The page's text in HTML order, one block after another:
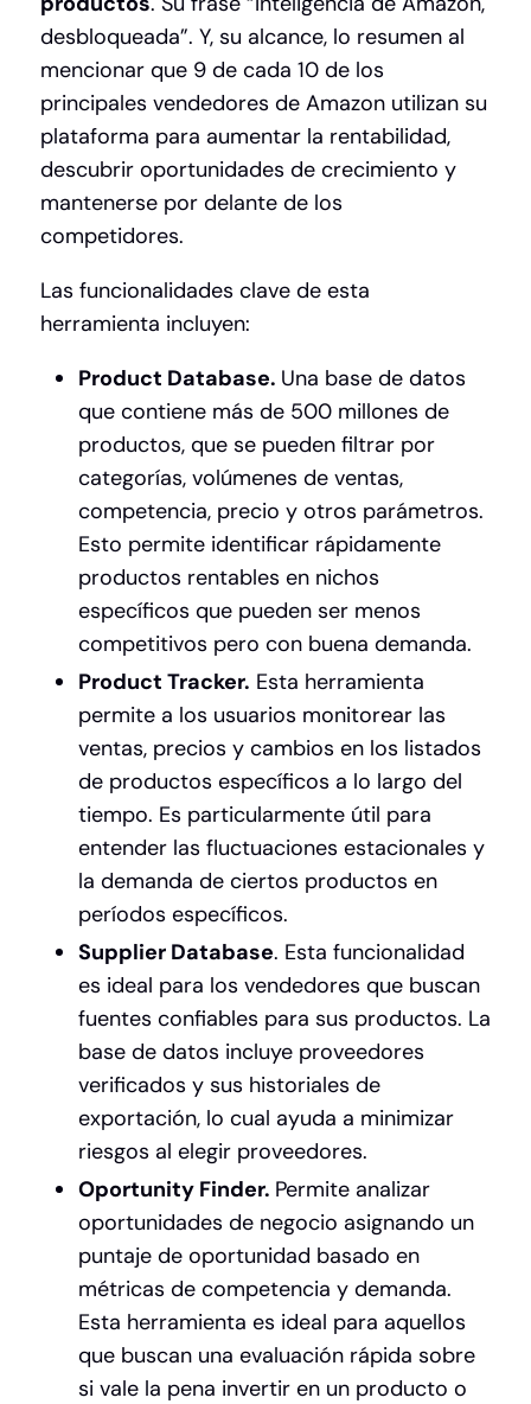
desbloqueada”. Y, su alcance, lo resumen al
mencionar que 9 de cada 10 de los
principales vendedores de Amazon utilizan su
plataforma para aumentar la rentabilidad,
descubrir oportunidades de crecimiento y
mantenerse por delante de los
competidores.
Las funcionalidades clave de esta
herramienta incluyen:
Product Database. Una base de datos
que contiene más de 500 millones de
productos, que se pueden filtrar por
categorías, volúmenes de ventas,
competencia, precio y otros parámetros.
Esto permite identificar rápidamente
productos rentables en nichos
específicos que pueden ser menos
competitivos pero con buena demanda.
Product Tracker. Esta herramienta
permite a los usuarios monitorear las
ventas, precios y cambios en los listados
de productos específicos a lo largo del
tiempo. Es particularmente útil para
entender las fluctuaciones estacionales y
la demanda de ciertos productos en
períodos específicos.
Supplier Database. Esta funcionalidad
es ideal para los vendedores que buscan
fuentes confiables para sus productos. La
base de datos incluye proveedores
verificados y sus historiales de
exportación, lo cual ayuda a minimizar
riesgos al elegir proveedores.
Oportunity Finder. Permite analizar
oportunidades de negocio asignando un
puntaje de oportunidad basado en
métricas de competencia y demanda.
Esta herramienta es ideal para aquellos
que buscan una evaluación rápida sobre
si vale la pena invertir en un producto o